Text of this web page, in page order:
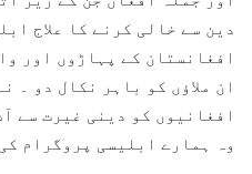
دین سے خالی کرنے کا علاج
افغانستان کے پہاڑوں اور
ان ملاؤں کو باہر نکال دو ۔
افغانیوں کو دینی غیرت سے
وہ ہمارے ابلیسی پروگرام